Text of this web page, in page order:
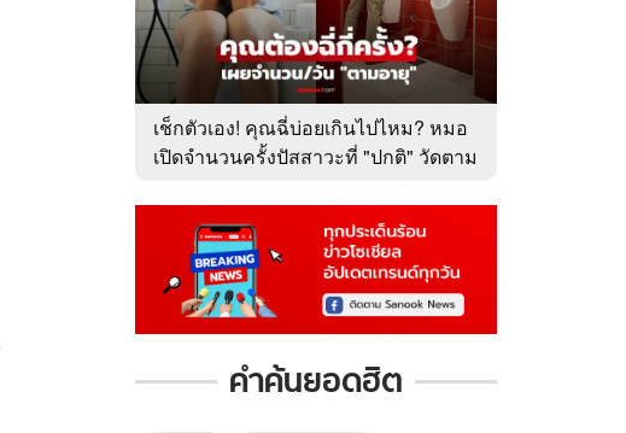
เช็กตัวเอง! คุณฉี่บ่อยเกินไปไหม? หมอ
เปิดจำนวนครั้งปัสสาวะที่ "ปกติ" วัดตาม
คำค้นยอดฮิต